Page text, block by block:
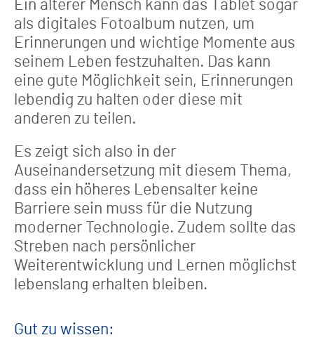
Ein älterer Mensch kann das Tablet sogar
als digitales Fotoalbum nutzen, um
Erinnerungen und wichtige Momente aus
seinem Leben festzuhalten. Das kann
eine gute Möglichkeit sein, Erinnerungen
lebendig zu halten oder diese mit
anderen zu teilen.
Es zeigt sich also in der
Auseinandersetzung mit diesem Thema,
dass ein höheres Lebensalter keine
Barriere sein muss für die Nutzung
moderner Technologie. Zudem sollte das
Streben nach persönlicher
Weiterentwicklung und Lernen möglichst
lebenslang erhalten bleiben.
Gut zu wissen: